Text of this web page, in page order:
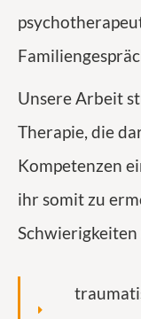
Unsere Arbeit
Therapie, die
Kompetenzen
ihr somit zu
Schwierigkeiten